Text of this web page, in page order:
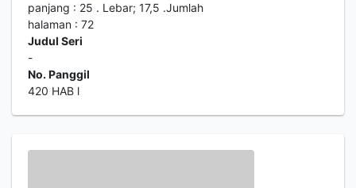
panjang : 25 . Lebar; 17,5 .Jumlah
halaman : 72
Judul Seri
-
No. Panggil
420 HAB l